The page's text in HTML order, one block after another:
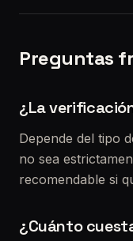
Preguntas
¿La
Depende del tipo
no sea
recomendable si
¿Cuánto